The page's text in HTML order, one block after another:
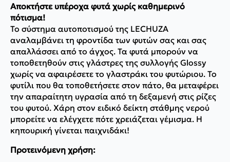
Αποκτήστε υπέροχα φυτά χωρίς καθημερινό
πότισμα!
Το σύστημα αυτοποτισμού της LECHUZA
αναλαμβάνει τη φροντίδα των φυτών σας και σας
απαλλάσσει από το άγχος. Τα φυτά μπορούν να
τοποθετηθούν στις γλάστρες της συλλογής Glossy
χωρίς να αφαιρέσετε το γλαστράκι του φυτώριου. Το
φυτίλι που θα τοποθετήσετε στον πάτο, θα μεταφέρει
την απαραίτητη υγρασία από τη δεξαμενή στις ρίζες
του φυτού. Χάρη στον ειδικό δείκτη στάθμης νερού
μπορείτε να ελέγχετε πότε χρειάζεται γέμισμα. Η
κηπουρική γίνεται παιχνιδάκι!
Προτεινόμενη χρήση: